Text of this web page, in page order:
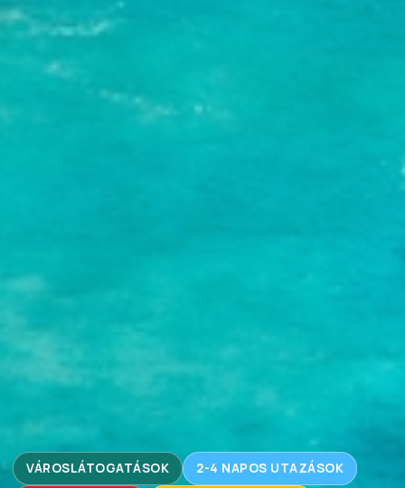
VÁROSLÁTOGATÁSOK 2-4 NAPOS UTAZÁSOK